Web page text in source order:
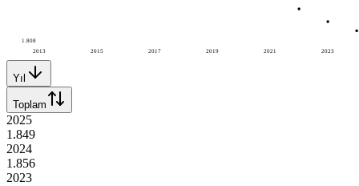
2013 2015 2017 2019 2021 2023
1.808
Yıl
Toplam
2025
1.849
2024
1.856
2023